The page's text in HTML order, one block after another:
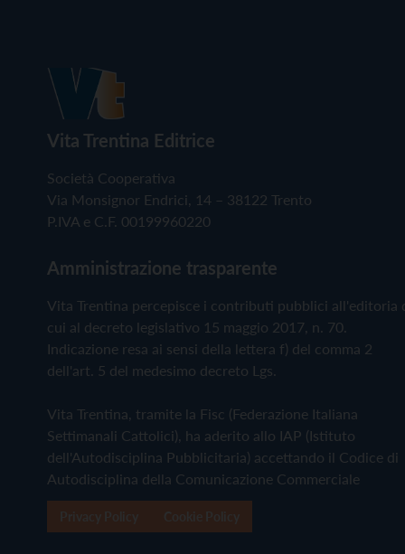
Vita Trentina Editrice
Società Cooperativa
Via Monsignor Endrici, 14 – 38122 Trento
P.IVA e C.F. 00199960220
Amministrazione trasparente
Vita Trentina percepisce i contributi pubblici all'editoria
cui al decreto legislativo 15 maggio 2017, n. 70.
Indicazione resa ai sensi della lettera f) del comma 2
dell'art. 5 del medesimo decreto Lgs.
Vita Trentina, tramite la Fisc (Federazione Italiana
Settimanali Cattolici), ha aderito allo IAP (Istituto
dell'Autodisciplina Pubblicitaria) accettando il Codice di
Autodisciplina della Comunicazione Commerciale